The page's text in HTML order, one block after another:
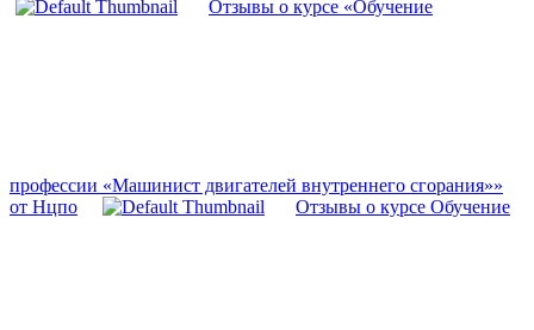
Отзывы о курсе «Обучение
профессии «Машинист двигателей внутреннего сгорания»»
от Нцпо
Отзывы о курсе Обучение